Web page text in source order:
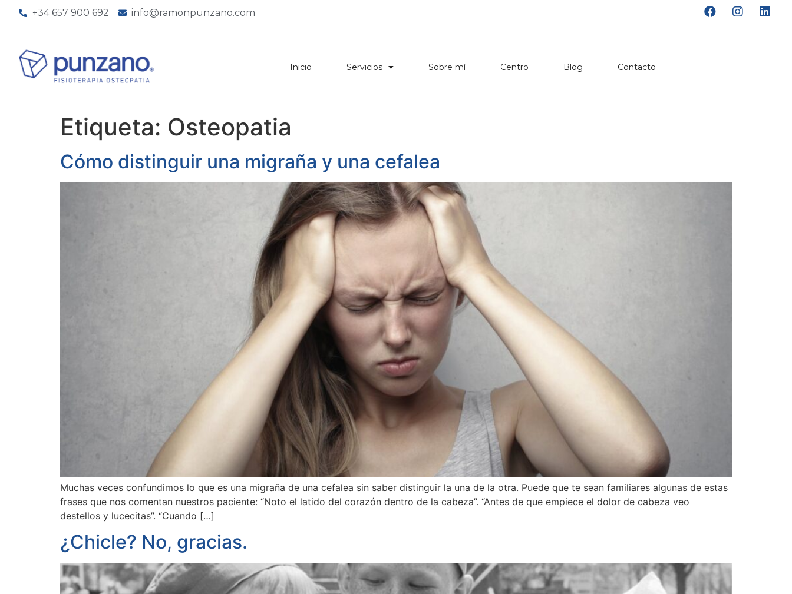
+34 657 900 692 info@ramonpunzano.com
Inicio Servicios Sobre mí Centro Blog Contacto
Etiqueta: Osteopatia
Cómo distinguir una migraña y una cefalea
Muchas veces confundimos lo que es una migraña de una cefalea sin saber distinguir la una de la otra. Puede que te sean familiares algunas de estas
frases que nos comentan nuestros paciente: “Noto el latido del corazón dentro de la cabeza”. “Antes de que empiece el dolor de cabeza veo
destellos y lucecitas”. “Cuando […]
¿Chicle? No, gracias.